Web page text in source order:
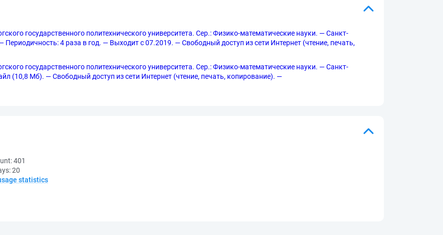
государственного политехнического университета. Сер.: Физико-математические науки. — Санкт-
4 раза в год. — Выходит с 07.2019. — Свободный доступ из сети Интернет (чтение, печать,
государственного политехнического университета. Сер.: Физико-математические науки. — Санкт-
(10,8 Мб). — Свободный доступ из сети Интернет (чтение, печать, копирование). —
401
20
statistics